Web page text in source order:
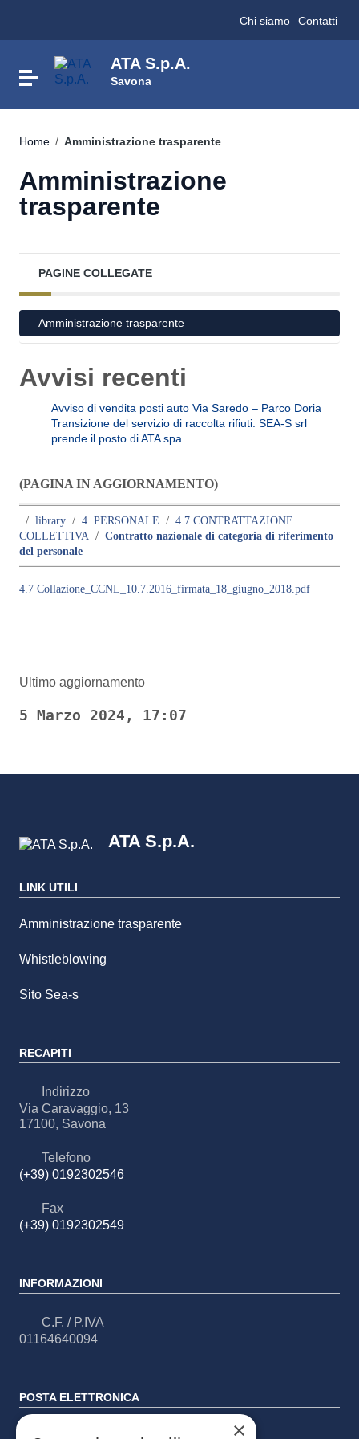
Vai al footer
Chi siamo Contatti
Attiva / disattiva la navigazione
ATA S.p.A.
Savona
Home / Amministrazione trasparente
Amministrazione
trasparente
PAGINE COLLEGATE
Amministrazione trasparente
Avvisi recenti
Avviso di vendita posti auto Via Saredo – Parco Doria
Transizione del servizio di raccolta rifiuti: SEA-S srl
prende il posto di ATA spa
(PAGINA IN AGGIORNAMENTO)
/ library / 4. PERSONALE / 4.7 CONTRATTAZIONE
COLLETTIVA / Contratto nazionale di categoria di riferimento
del personale
4.7 Collazione_CCNL_10.7.2016_firmata_18_giugno_2018.pdf
Ultimo aggiornamento
5 Marzo 2024, 17:07
ATA S.p.A.
LINK UTILI
Amministrazione trasparente
Whistleblowing
Sito Sea-s
RECAPITI
Indirizzo
Via Caravaggio, 13
17100, Savona
Telefono
(+39) 0192302546
Fax
(+39) 0192302549
INFORMAZIONI
C.F. / P.IVA
01164640094
POSTA ELETTRONICA
PEC ×